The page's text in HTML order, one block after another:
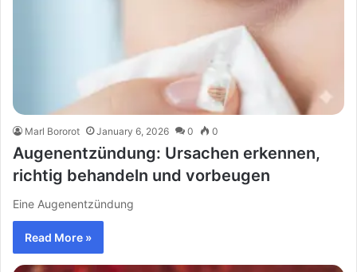
Marl Bororot January 6, 2026 0 0
Augenentzündung: Ursachen erkennen,
richtig behandeln und vorbeugen
Eine Augenentzündung
Read More »